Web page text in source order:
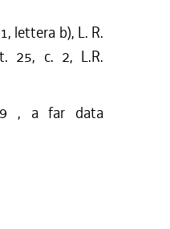
lettera b), L. R.
25, c. 2, L.R.
, a far data